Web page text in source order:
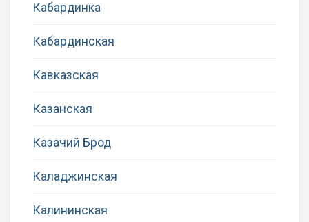
Кабардинка
Кабардинская
Кавказская
Казанская
Казачий Брод
Каладжинская
Калининская